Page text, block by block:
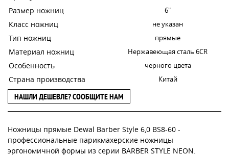
Размер ножниц 6"
Класс ножниц не указан
Тип ножниц прямые
Материал ножниц Нержавеющая сталь 6CR
Особенность черного цвета
Страна производства Китай
НАШЛИ ДЕШЕВЛЕ? СООБЩИТЕ НАМ
Ножницы прямые Dewal Barber Style 6,0 BS8-60 -
профессиональные парикмахерские ножницы
эргономичной формы из серии BARBER STYLE NEON.